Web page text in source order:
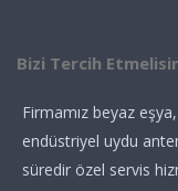
Bizi Tercih
Firmamız beyaz
endüstriyel uydu
süredir özel servis